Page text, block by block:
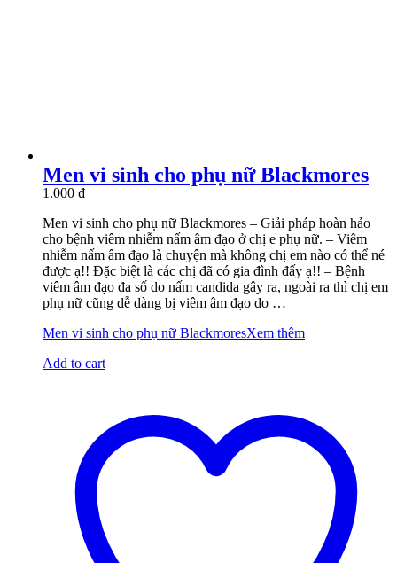
Men vi sinh cho phụ nữ Blackmores
1.000 ₫
Men vi sinh cho phụ nữ Blackmores – Giải pháp hoàn hảo
cho bệnh viêm nhiễm nấm âm đạo ở chị e phụ nữ. – Viêm
nhiễm nấm âm đạo là chuyện mà không chị em nào có thể né
được ạ!! Đặc biệt là các chị đã có gia đình đấy ạ!! – Bệnh
viêm âm đạo đa số do nấm candida gây ra, ngoài ra thì chị em
phụ nữ cũng dễ dàng bị viêm âm đạo do …
Men vi sinh cho phụ nữ BlackmoresXem thêm
Add to cart